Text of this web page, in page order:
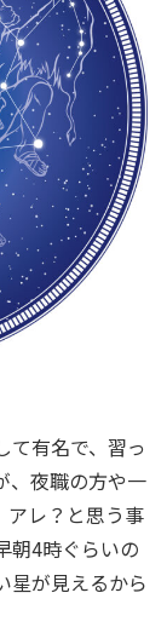
て有名で、習っ
、夜職の方や一
アレ？と思う事
朝4時ぐらいの
星が見えるから